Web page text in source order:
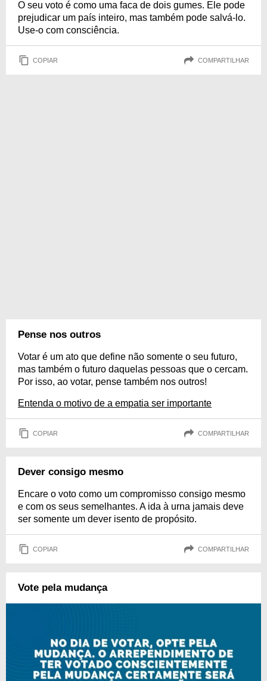
O seu voto é como uma faca de dois gumes. Ele pode
prejudicar um país inteiro, mas também pode salvá-lo.
Use-o com consciência.
COPIAR COMPARTILHAR
Pense nos outros
Votar é um ato que define não somente o seu futuro,
mas também o futuro daquelas pessoas que o cercam.
Por isso, ao votar, pense também nos outros!
Entenda o motivo de a empatia ser importante
COPIAR COMPARTILHAR
Dever consigo mesmo
Encare o voto como um compromisso consigo mesmo
e com os seus semelhantes. A ida à urna jamais deve
ser somente um dever isento de propósito.
COPIAR COMPARTILHAR
Vote pela mudança